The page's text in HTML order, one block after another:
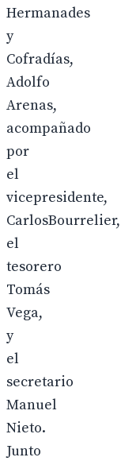
Hermanades
y
Cofradías,
Adolfo
Arenas,
acompañado
por
el
vicepresidente,
CarlosBourrelier,
el
tesorero
Tomás
Vega,
y
el
secretario
Manuel
Nieto.
Junto